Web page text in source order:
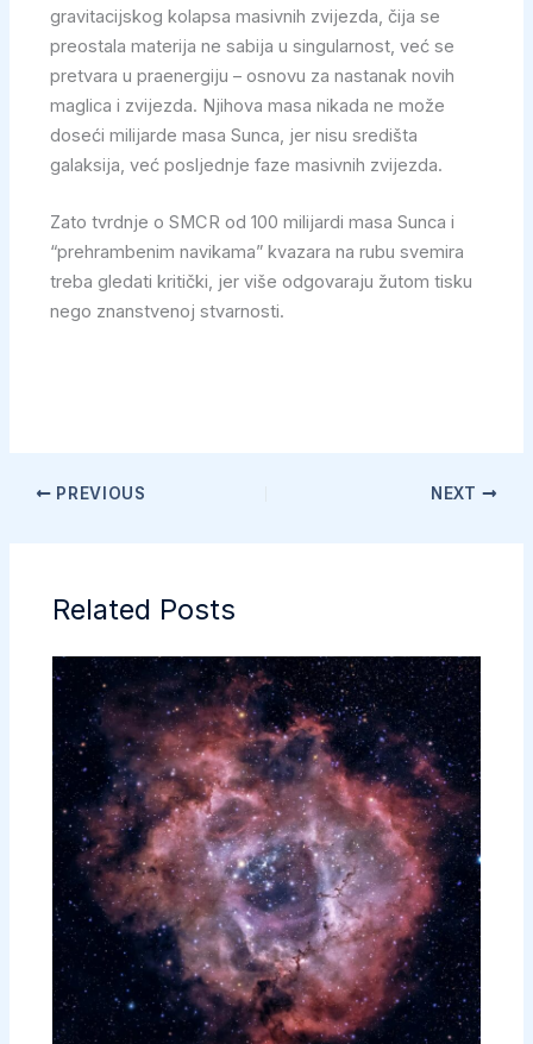
gravitacijskog kolapsa masivnih zvijezda, čija se
preostala materija ne sabija u singularnost, već se
pretvara u praenergiju – osnovu za nastanak novih
maglica i zvijezda. Njihova masa nikada ne može
doseći milijarde masa Sunca, jer nisu središta
galaksija, već posljednje faze masivnih zvijezda.
Zato tvrdnje o SMCR od 100 milijardi masa Sunca i
“prehrambenim navikama” kvazara na rubu svemira
treba gledati kritički, jer više odgovaraju žutom tisku
nego znanstvenoj stvarnosti.
PREVIOUS NEXT
Related Posts